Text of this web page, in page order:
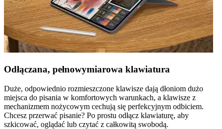
Odłączana, pełnowymiarowa klawiatura
Duże, odpowiednio rozmieszczone klawisze dają dłoniom dużo
miejsca do pisania w komfortowych warunkach, a klawisze z
mechanizmem nożycowym cechują się perfekcyjnym odbiciem.
Chcesz przerwać pisanie? Po prostu odłącz klawiaturę, aby
szkicować, oglądać lub czytać z całkowitą swobodą.